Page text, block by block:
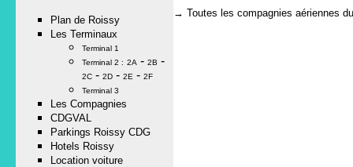
→ Toutes les compagnies aériennes
Plan de Roissy
Les Terminaux
Terminal 1
Terminal 2 : 2A - 2B -
2C - 2D - 2E - 2F
Terminal 3
Les Compagnies
CDGVAL
Parkings Roissy CDG
Hotels Roissy
Location voiture